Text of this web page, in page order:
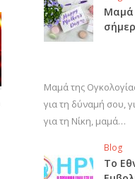
Μαμά
Μαμά της
για τη δύναμή σου,
για τη Νίκη, μαμά…
Blog
Το